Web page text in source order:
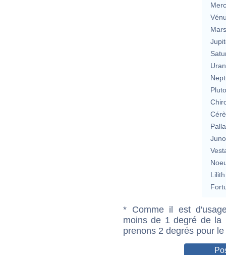
Mars
Lilith
* Comme il est
moins de 1 degré de la
prenons 2 degrés pour